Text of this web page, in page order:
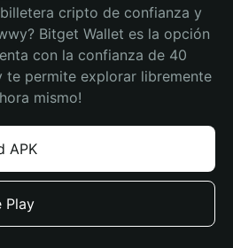
cripto de confianza y
Bitget Wallet es la opción
con la confianza de 40
te permite explorar libremente
mismo!
APK
Play